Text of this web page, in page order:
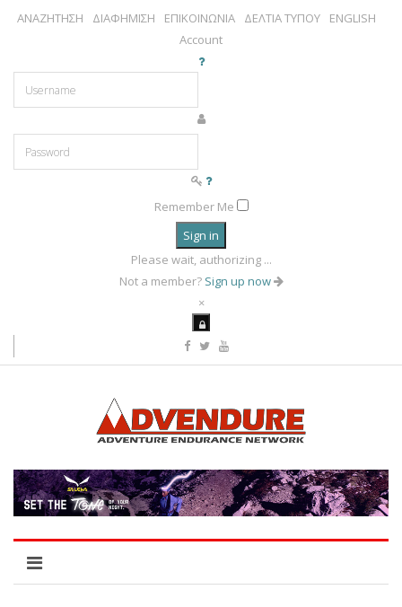
ΑΝΑΖΗΤΗΣΗ ΔΙΑΦΗΜΙΣΗ ΕΠΙΚΟΙΝΩΝΙΑ ΔΕΛΤΙΑ ΤΥΠΟΥ
ENGLISH
Account
Remember Me
Sign in
Please wait, authorizing ...
Not a member? Sign up now
×